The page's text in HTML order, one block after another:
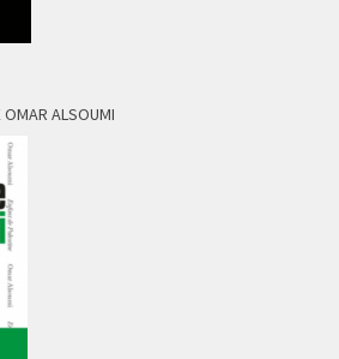
OMAR ALSOUMI